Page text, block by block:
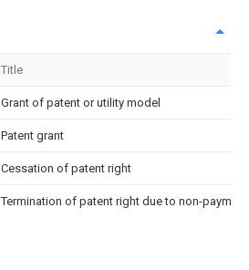
Title
Grant of patent or utility model
Patent grant
Cessation of patent right
Termination of patent right due to non-